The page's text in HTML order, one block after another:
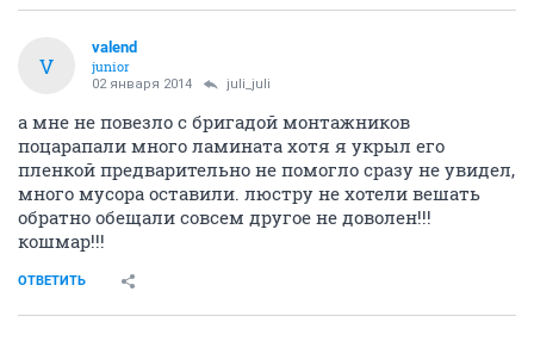
V
valend
junior
02 января 2014 juli_juli
а мне не повезло с бригадой монтажников
поцарапали много ламината хотя я укрыл его
пленкой предварительно не помогло сразу не увидел,
много мусора оставили. люстру не хотели вешать
обратно обещали совсем другое не доволен!!!
кошмар!!!
ОТВЕТИТЬ